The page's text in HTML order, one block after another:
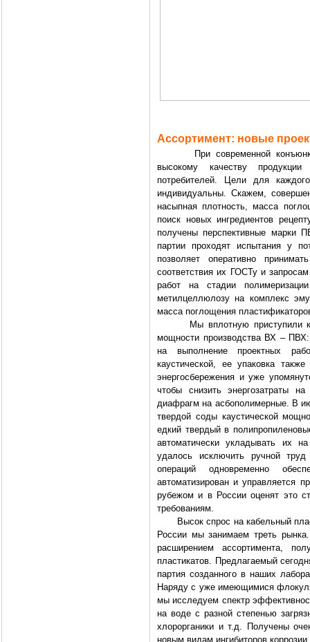
Ассортимент: новые
При современной
высокому качеству
потребителей. Цели для
индивидуальны. Скажем,
насыпная плотность, масса
поиск новых ингредиентов
получены перспективные
партии проходят испытания у
позволяет оперативно
соответствия их ГОСТу и
работ на стадии
метилцеллюлозу на комплекс
масса поглощения
Мы вплотную приступили к
мощности производства ВХ –
на выполнение проектных
каустической, ее упаковка
энергосбережения и уже
чтобы снизить энергозатраты
диафрагм на асбополимерные. В
твердой соды каустической
едкий твердый в
автоматически укладывать их
удалось исключить ручной
операций одновременно
автоматизирован и управляется
рубежом и в России оценят это
требованиям.
Высок спрос на кабельный
России мы занимаем треть
расширением ассортимента,
пластикатов. Предлагаемый
партия созданного в наших
Наряду с уже имеющимися
мы исследуем спектр
на воде с разной степенью
хлорорганики и т.д. Получены
новым видам ингибиторов коррозии.